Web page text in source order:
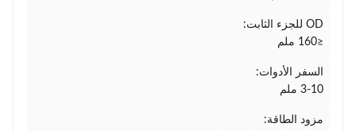
OD للجزء الثابت:
≤160 ملم
السفر الأدوات:
3-10 ملم
مزود الطاقة: